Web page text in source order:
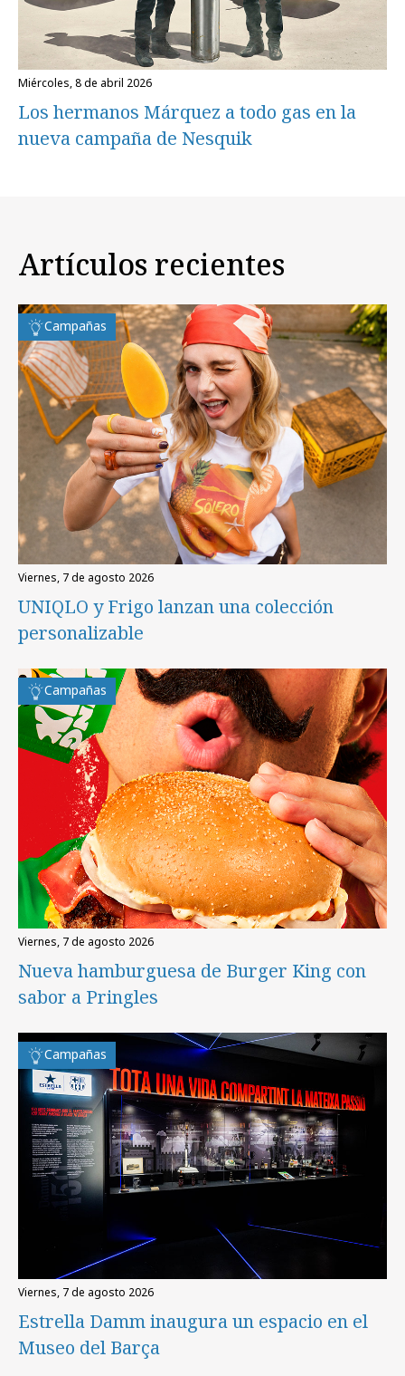
miércoles, 8 de abril 2026
Los hermanos Márquez a todo gas en la
nueva campaña de Nesquik
Artículos recientes
Campañas
viernes, 7 de agosto 2026
UNIQLO y Frigo lanzan una colección
personalizable
Campañas
viernes, 7 de agosto 2026
Nueva hamburguesa de Burger King con
sabor a Pringles
Campañas
viernes, 7 de agosto 2026
Estrella Damm inaugura un espacio en el
Museo del Barça